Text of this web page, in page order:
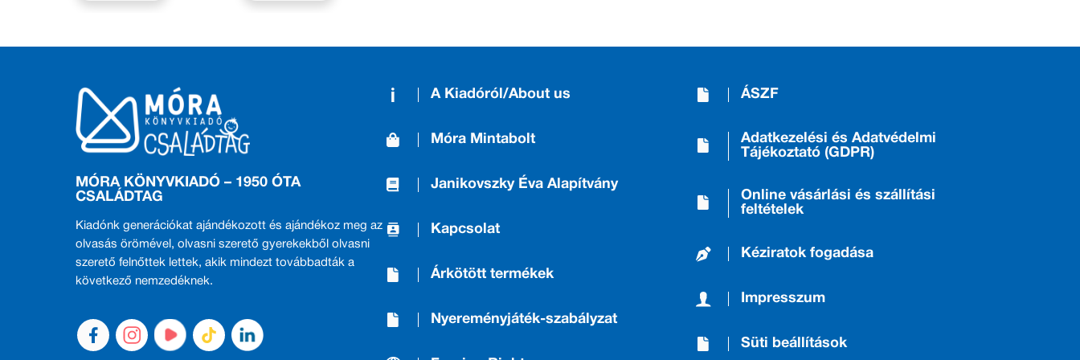
MÓRA KÖNYVKIADÓ – 1950 ÓTA
CSALÁDTAG
Kiadónk generációkat ajándékozott és ajándékoz meg az
olvasás örömével, olvasni szerető gyerekekből olvasni
szerető felnőttek lettek, akik mindezt továbbadták a
következő nemzedéknek.
A Kiadóról/About us
Móra Mintabolt
Janikovszky Éva Alapítvány
Kapcsolat
Árkötött termékek
Nyereményjáték-szabályzat
ÁSZF
Adatkezelési és Adatvédelmi
Tájékoztató (GDPR)
Online vásárlási és szállítási
feltételek
Kéziratok fogadása
Impresszum
Süti beállítások